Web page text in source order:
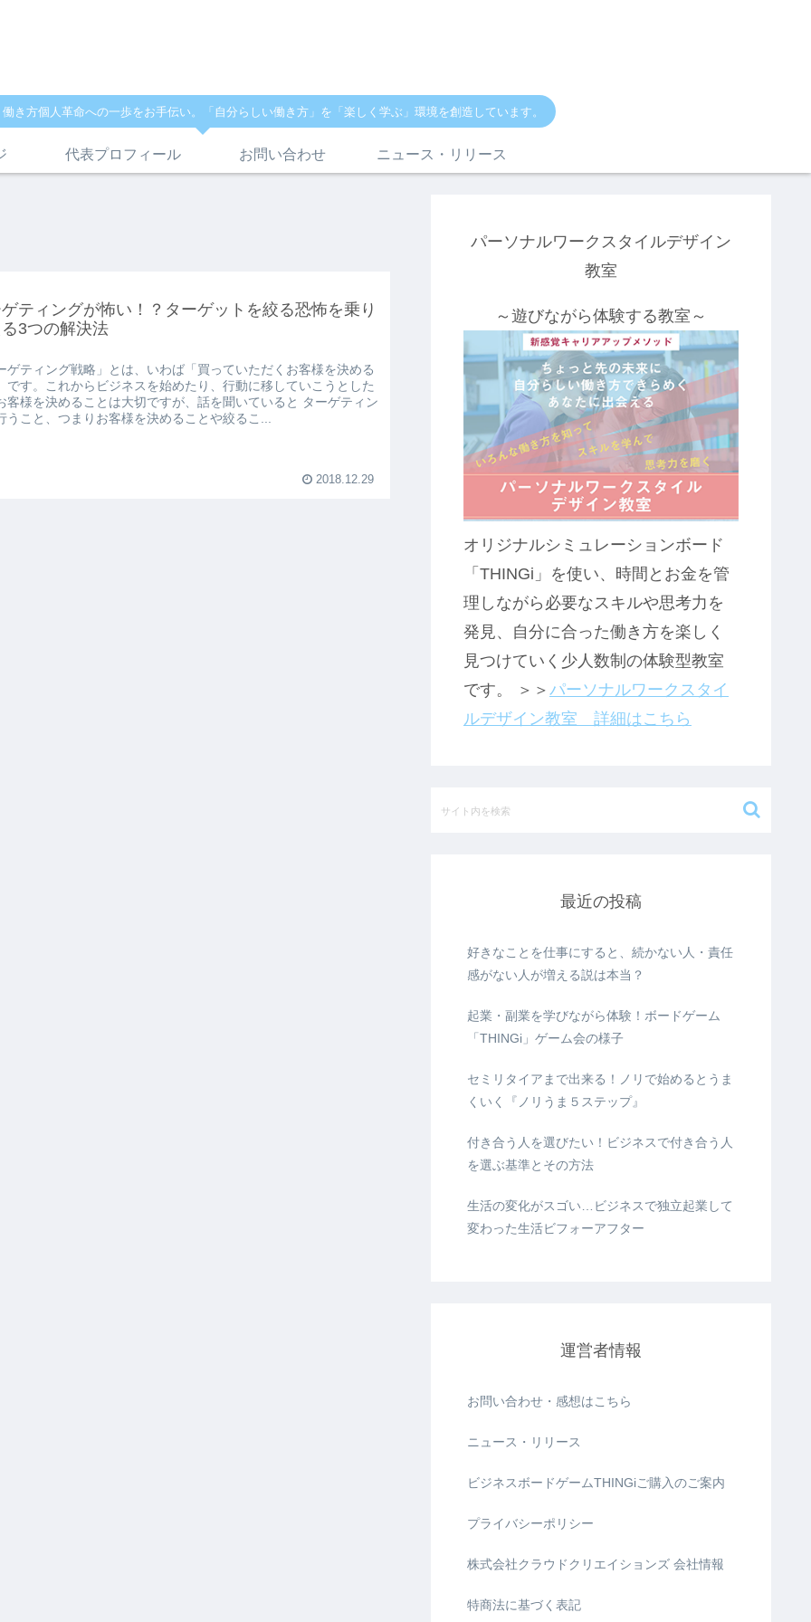
き方個人革命への一歩をお手伝い。「自分らしい働き方」を「楽しく学ぶ」環境を創造しています。
代表プロフィール お問い合わせ ニュース・リリース
ティングが怖い！？ターゲットを絞る恐怖を乗り
3つの解決法
ゲティング戦略」とは、いわば「買っていただくお客様を決める
です。これからビジネスを始めたり、行動に移していこうとした
客様を決めることは大切ですが、話を聞いていると ターゲティン
うこと、つまりお客様を決めることや絞るこ...
2018.12.29
パーソナルワークスタイルデザイン
教室
～遊びながら体験する教室～
オリジナルシミュレーションボード
「THINGi」を使い、時間とお金を管
理しながら必要なスキルや思考力を
発見、自分に合った働き方を楽しく
見つけていく少人数制の体験型教室
です。 ＞＞ パーソナルワークスタイ
ルデザイン教室 詳細はこちら
最近の投稿
好きなことを仕事にすると、続かない人・責任
感がない人が増える説は本当？
起業・副業を学びながら体験！ボードゲーム
「THINGi」ゲーム会の様子
セミリタイアまで出来る！ノリで始めるとうま
くいく『ノリうま５ステップ』
付き合う人を選びたい！ビジネスで付き合う人
を選ぶ基準とその方法
生活の変化がスゴい…ビジネスで独立起業して
変わった生活ビフォーアフター
運営者情報
お問い合わせ・感想はこちら
ニュース・リリース
ビジネスボードゲームTHINGiご購入のご案内
プライバシーポリシー
株式会社クラウドクリエイションズ 会社情報
特商法に基づく表記